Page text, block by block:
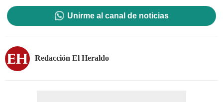
Unirme al canal de noticias
Redacción El Heraldo